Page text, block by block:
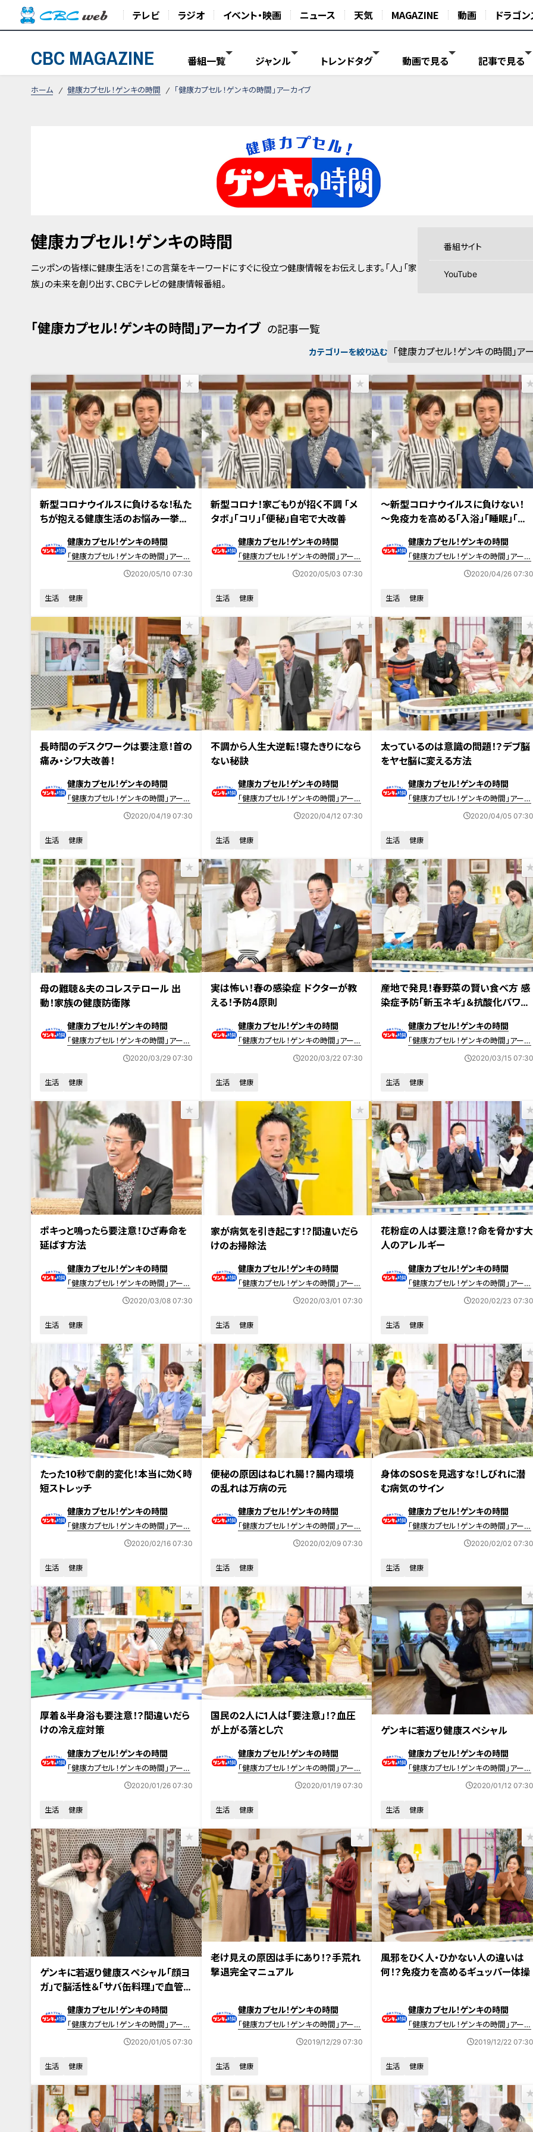
テレビ ラジオ イベント・映画 ニュース 天気 MAGAZINE 動画 ドラゴン
CBC MAGAZINE 番組一覧 ジャンル トレンドタグ 動画で見る 記事で見る
ホーム 健康カプセル！ゲンキの時間 「健康カプセル！ゲンキの時間」アーカイブ
健康カプセル！ゲンキの時間
ニッポンの皆様に健康生活を！この言葉をキーワードにすぐに役立つ健康情報をお伝えします。「人」「家
族」の未来を創り出す、CBCテレビの健康情報番組。
番組サイト
YouTube
「健康カプセル！ゲンキの時間」アーカイブ の記事一覧
カテゴリーを絞り込む
新型コロナウイルスに負けるな！私た
ちが抱える健康生活のお悩み一挙解
健康カプセル！ゲンキの時間
「健康カプセル！ゲンキの時間」アーカ
2020/05/10 07:30
生活 健康
新型コロナ！家ごもりが招く不調 「メ
タボ」「コリ」「便秘」自宅で大改善
健康カプセル！ゲンキの時間
「健康カプセル！ゲンキの時間」アーカ
2020/05/03 07:30
生活 健康
～新型コロナウイルスに負けない！
～免疫力を高める「入浴」「睡眠」「食
健康カプセル！ゲンキの時間
「健康カプセル！ゲンキの時間」アーカ
2020/04/26 07:30
生活 健康
長時間のデスクワークは要注意！首の
痛み・シワ大改善！
健康カプセル！ゲンキの時間
「健康カプセル！ゲンキの時間」アーカ
2020/04/19 07:30
生活 健康
不調から人生大逆転！寝たきりになら
ない秘訣
健康カプセル！ゲンキの時間
「健康カプセル！ゲンキの時間」アーカ
2020/04/12 07:30
生活 健康
太っているのは意識の問題！？デブ脳
をヤセ脳に変える方法
健康カプセル！ゲンキの時間
「健康カプセル！ゲンキの時間」アーカ
2020/04/05 07:30
生活 健康
母の難聴＆夫のコレステロール 出
動！家族の健康防衛隊
健康カプセル！ゲンキの時間
「健康カプセル！ゲンキの時間」アーカ
2020/03/29 07:30
生活 健康
実は怖い！春の感染症 ドクターが教
える！予防4原則
健康カプセル！ゲンキの時間
「健康カプセル！ゲンキの時間」アーカ
2020/03/22 07:30
生活 健康
産地で発見！春野菜の賢い食べ方 感
染症予防「新玉ネギ」＆抗酸化パワー
健康カプセル！ゲンキの時間
「健康カプセル！ゲンキの時間」アーカ
2020/03/15 07:30
生活 健康
ポキっと鳴ったら要注意！ひざ寿命を
延ばす方法
健康カプセル！ゲンキの時間
「健康カプセル！ゲンキの時間」アーカ
2020/03/08 07:30
生活 健康
家が病気を引き起こす！？間違いだら
けのお掃除法
健康カプセル！ゲンキの時間
「健康カプセル！ゲンキの時間」アーカ
2020/03/01 07:30
生活 健康
花粉症の人は要注意！？命を脅かす大
人のアレルギー
健康カプセル！ゲンキの時間
「健康カプセル！ゲンキの時間」アーカ
2020/02/23 07:30
生活 健康
たった10秒で劇的変化！本当に効く時
短ストレッチ
健康カプセル！ゲンキの時間
「健康カプセル！ゲンキの時間」アーカ
2020/02/16 07:30
生活 健康
便秘の原因はねじれ腸！？腸内環境
の乱れは万病の元
健康カプセル！ゲンキの時間
「健康カプセル！ゲンキの時間」アーカ
2020/02/09 07:30
生活 健康
身体のSOSを見逃すな！しびれに潜
む病気のサイン
健康カプセル！ゲンキの時間
「健康カプセル！ゲンキの時間」アーカ
2020/02/02 07:30
生活 健康
厚着＆半身浴も要注意！？間違いだら
けの冷え症対策
健康カプセル！ゲンキの時間
「健康カプセル！ゲンキの時間」アーカ
2020/01/26 07:30
生活 健康
国民の2人に1人は「要注意」！？血圧
が上がる落とし穴
健康カプセル！ゲンキの時間
「健康カプセル！ゲンキの時間」アーカ
2020/01/19 07:30
生活 健康
ゲンキに若返り健康スペシャル
健康カプセル！ゲンキの時間
「健康カプセル！ゲンキの時間」アーカ
2020/01/12 07:30
生活 健康
ゲンキに若返り健康スペシャル「顔ヨ
ガ」で脳活性＆「サバ缶料理」で血管
健康カプセル！ゲンキの時間
「健康カプセル！ゲンキの時間」アーカ
2020/01/05 07:30
生活 健康
老け見えの原因は手にあり！？手荒れ
撃退完全マニュアル
健康カプセル！ゲンキの時間
「健康カプセル！ゲンキの時間」アーカ
2019/12/29 07:30
生活 健康
風邪をひく人・ひかない人の違いは
何！？免疫力を高めるギュッパー体操
健康カプセル！ゲンキの時間
「健康カプセル！ゲンキの時間」アーカ
2019/12/22 07:30
生活 健康